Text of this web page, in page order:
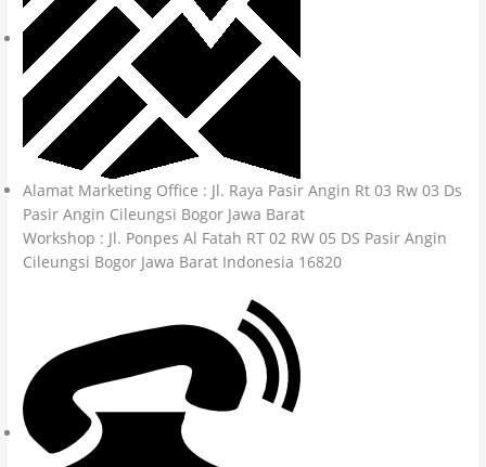
Alamat Marketing Office : Jl. Raya Pasir Angin Rt 03 Rw 03 Ds
Pasir Angin Cileungsi Bogor Jawa Barat
Workshop : Jl. Ponpes Al Fatah RT 02 RW 05 DS Pasir Angin
Cileungsi Bogor Jawa Barat Indonesia 16820